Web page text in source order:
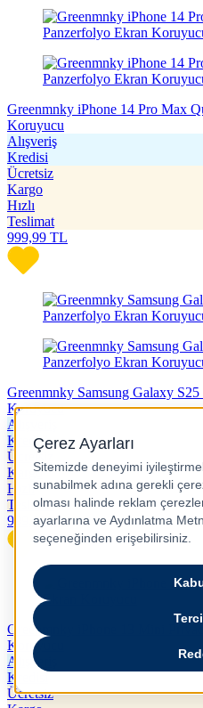
Greenmnky iPhone 14 Pro Max
Koruyucu
Alışveriş
Kredisi
Ücretsiz
Kargo
Hızlı
Teslimat
999,99 TL
Greenmnky Samsung Galaxy
Koruyucu
Alışveriş
Kredisi
Ücretsiz
Kargo
Hızlı
Teslimat
999,99TL
Greenmnky iPhone 13 Mini
Koruyucu
Alışveriş
Kredisi
Ücretsiz